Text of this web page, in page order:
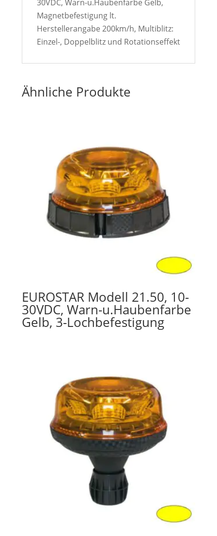
30VDC, Warn-u.Haubenfarbe Gelb,
Magnetbefestigung lt.
Herstellerangabe 200km/h, Multiblitz:
Einzel-, Doppelblitz und Rotationseffekt
Ähnliche Produkte
EUROSTAR Modell 21.50, 10-
30VDC, Warn-u.Haubenfarbe
Gelb, 3-Lochbefestigung